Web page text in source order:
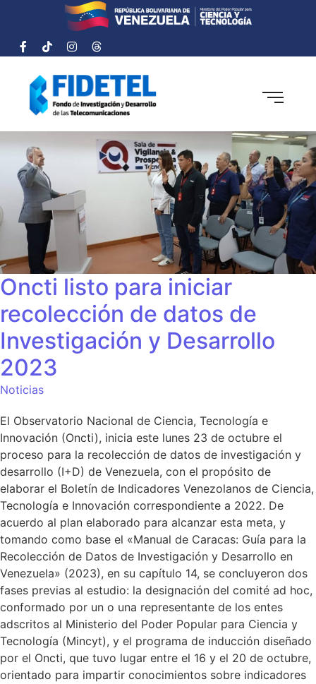
Oncti listo para iniciar
recolección de datos de
Investigación y Desarrollo
2023
Noticias
El Observatorio Nacional de Ciencia, Tecnología e
Innovación (Oncti), inicia este lunes 23 de octubre el
proceso para la recolección de datos de investigación y
desarrollo (I+D) de Venezuela, con el propósito de
elaborar el Boletín de Indicadores Venezolanos de Ciencia,
Tecnología e Innovación correspondiente a 2022. De
acuerdo al plan elaborado para alcanzar esta meta, y
tomando como base el «Manual de Caracas: Guía para la
Recolección de Datos de Investigación y Desarrollo en
Venezuela» (2023), en su capítulo 14, se concluyeron dos
fases previas al estudio: la designación del comité ad hoc,
conformado por un o una representante de los entes
adscritos al Ministerio del Poder Popular para Ciencia y
Tecnología (Mincyt), y el programa de inducción diseñado
por el Oncti, que tuvo lugar entre el 16 y el 20 de octubre,
orientado para impartir conocimientos sobre indicadores